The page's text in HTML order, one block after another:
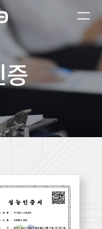
증